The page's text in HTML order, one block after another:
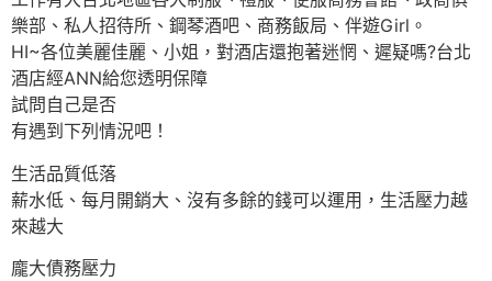
樂部、私人招待所、鋼琴酒吧、商務飯局、伴遊Girl。
HI~各位美麗佳麗、小姐，對酒店還抱著迷惘、遲疑嗎?台北
酒店經ANN給您透明保障
試問自己是否
有遇到下列情況吧！
生活品質低落
薪水低、每月開銷大、沒有多餘的錢可以運用，生活壓力越
來越大
龐大債務壓力